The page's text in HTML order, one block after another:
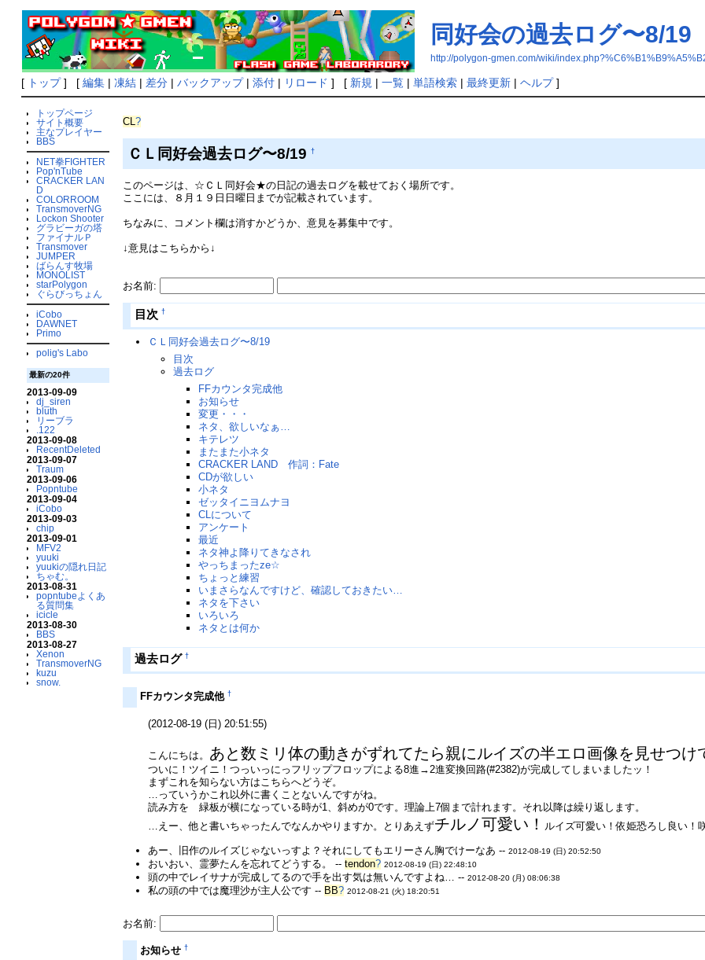
同好会の過去ログ〜8/19
http://polygon-gmen.com/wiki/
[ トップ] [ 編集| 凍結| 差分| バックアップ| 添付| リロード ] [ 新規 | 一覧| 単語検索| 最終更新| ヘルプ]
トップページ
サイト概要
主なプレイヤー
BBS
NET拳FIGHTER
Pop'nTube
CRACKER LAN
D
COLORROOM
TransmoverNG
Lockon Shooter
グラビーガの塔
ファイナルＰ
Transmover
JUMPER
ばらんす牧場
MONOLIST
starPolygon
ぐらびっちょん
iCobo
DAWNET
Primo
polig's Labo
最新の20件
2013-09-09
dj_siren
bluth
リーブラ
.122
2013-09-08
RecentDeleted
2013-09-07
Traum
2013-09-06
Popntube
2013-09-04
iCobo
2013-09-03
chip
2013-09-01
MFV2
yuuki
yuukiの隠れ日記
ちゃむ。
2013-08-31
popntubeよくあ
る質問集
icicle
2013-08-30
BBS
2013-08-27
Xenon
TransmoverNG
kuzu
snow.
CL?
ＣＬ同好会過去ログ〜8/19†
このページは、☆ＣＬ同好会★の日記の過去ログを載せておく場所です。
ここには、８月１９日日曜日までが記載されています。
ちなみに、コメント欄は消すかどうか、意見を募集中です。
↓意見はこちらから↓
お名前:
目次 †
ＣＬ同好会過去ログ〜8/19
目次
過去ログ
FFカウンタ完成他
お知らせ
変更・・・
ネタ、欲しいなぁ…
キテレツ
またまた小ネタ
CRACKER LAND 作詞：Fate
CDが欲しい
小ネタ
ゼッタイニヨムナヨ
CLについて
アンケート
最近
ネタ神よ降りてきなされ
やっちまったze☆
ちょっと練習
いまさらなんですけど、確認しておきたい…
ネタを下さい
いろいろ
ネタとは何か
過去ログ †
FFカウンタ完成他 †
(2012-08-19 (日) 20:51:55)
こんにちは。 あと数ミリ体の動きがずれてたら親にルイズの半エロ画像を見せつけ
ついに！ツイニ！つっいっにっフリップフロップによる8進→2進変換回路(#2382)が完成してしまいましたッ！
まずこれを知らない方はこちらへどうぞ。
…っていうかこれ以外に書くことないんですがね。
読み方を 緑板が横になっている時が1、斜めが0です。理論上7個まで計れます。それ以降は繰り返します。
…えー、他と書いちゃったんでなんかやりますか。とりあえずチルノ可愛い！ ルイズ可愛い！依姫恐ろし良い！
あー、旧作のルイズじゃないっすよ？それにしてもエリーさん胸でけーなあ --2012-08-19 (日) 20:52:50
おいおい、霊夢たんを忘れてどうする。 --tendon? 2012-08-19 (日) 22:48:10
頭の中でレイサナが完成してるので手を出す気は無いんですよね… --2012-08-20 (月) 08:06:38
私の頭の中では魔理沙が主人公です -- BB? 2012-08-21 (火) 18:20:51
お名前:
お知らせ†